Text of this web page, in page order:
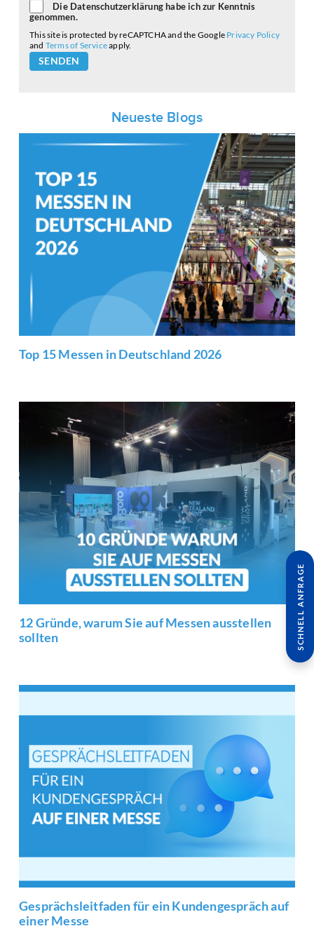
Die Datenschutzerklärung habe ich zur Kenntnis
genommen.
This site is protected by reCAPTCHA and the Google Privacy Policy
and Terms of Serviceapply.
Please
leave
Neueste Blogs
Top 15 Messen in Deutschland 2026
12 Gründe, warum Sie auf Messen ausstellen
sollten
Gesprächsleitfaden für ein Kundengespräch auf
einer Messe
SCHNELL ANFRAGE